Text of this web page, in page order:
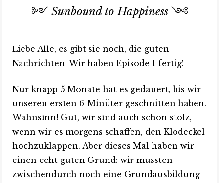
༻ Sunbound to Happiness༺
Liebe Alle, es gibt sie noch, die guten
Nachrichten: Wir haben Episode 1 fertig!
Nur knapp 5 Monate hat es gedauert, bis wir
unseren ersten 6-Minüter geschnitten haben.
Wahnsinn! Gut, wir sind auch schon stolz,
wenn wir es morgens schaffen, den Klodeckel
hochzuklappen. Aber dieses Mal haben wir
einen echt guten Grund: wir mussten
zwischendurch noch eine Grundausbildung